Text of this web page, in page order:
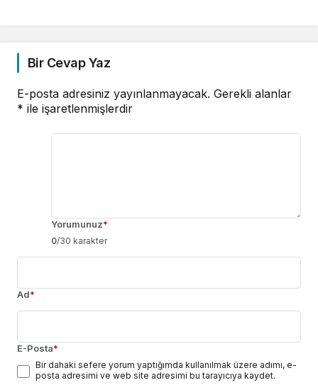
Bir Cevap Yaz
E-posta adresiniz yayınlanmayacak. Gerekli alanlar
* ile işaretlenmişlerdir
Yorumunuz*
0/30 karakter
Ad*
E-Posta*
Bir dahaki sefere yorum yaptığımda kullanılmak üzere adımı, e-
posta adresimi ve web site adresimi bu tarayıcıya kaydet.